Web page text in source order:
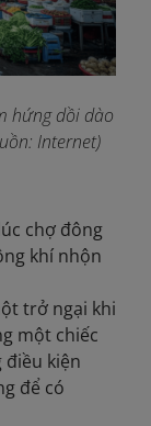
hứng dồi dào
Internet)
chợ đông
khí nhộn
trở ngại khi
một chiếc
điều kiện
để có